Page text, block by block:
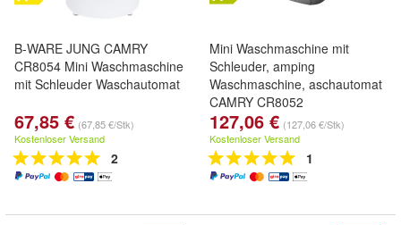
B-WARE JUNG CAMRY
CR8054 Mini Waschmaschine
mit Schleuder Waschautomat
67,85 € (67,85 €/Stk)
Kostenloser Versand
2
Mini Waschmaschine mit
Schleuder, amping
Waschmaschine, aschautomat
CAMRY CR8052
127,06 € (127,06 €/Stk)
Kostenloser Versand
1